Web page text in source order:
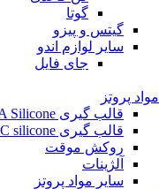
گوتا
گیتس و پیزو
سایر لوازم اندو
جای فایل
مواد پروتز
قالب گیری A Silicone (افزایشی)
قالب گیری C silicone (تراکمی)
روکش موقت
آلژینات
سایر مواد پروتز